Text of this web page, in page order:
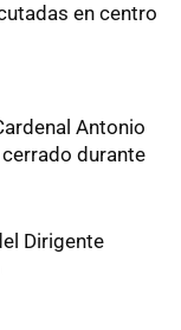
en centro
Antonio
durante
Dirigente